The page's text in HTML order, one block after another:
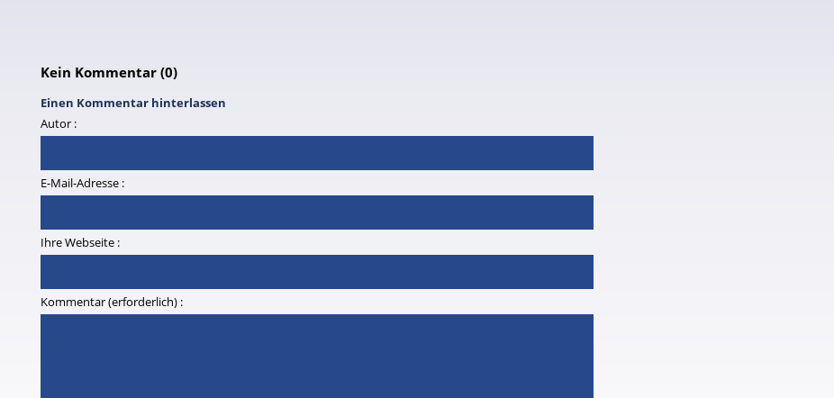
Kein Kommentar (0)
Einen Kommentar hinterlassen
Autor :
E-Mail-Adresse :
Ihre Webseite :
Kommentar (erforderlich) :